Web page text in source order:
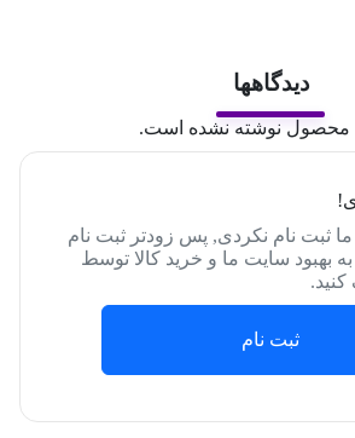
دیدگاهها
محصول نوشته نشده است.
ثبت نام نکردی, پس زودتر ثبت نام
به بهبود سایت ما و خرید کالا توسط
ثبت نام